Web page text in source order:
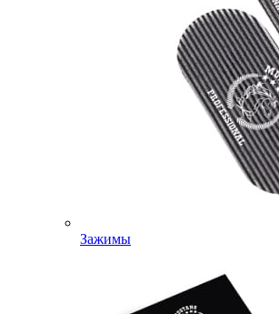
Зажимы